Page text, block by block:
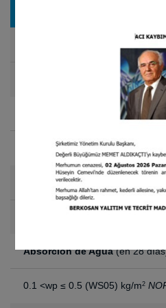
NORMA: EN 1602
10 mmNORMA: EN 823
Tamaño del Rollo
Absorción de Agua(en 28
0.1 <wp ≤ 0.5 (WS05) kg/m2